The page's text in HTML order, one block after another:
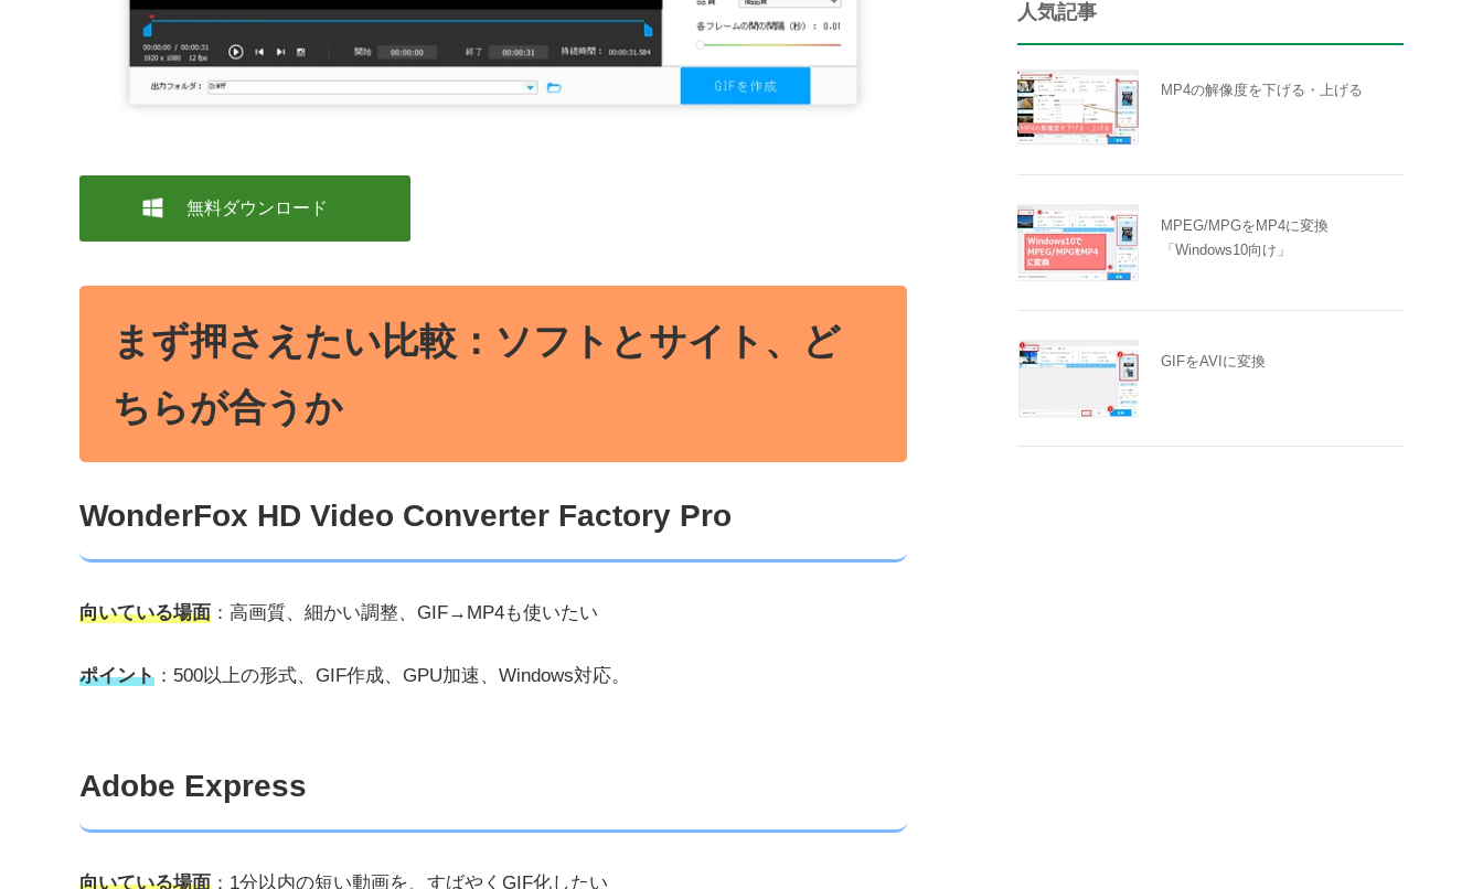
無料ダウンロード
まず押さえたい比較：ソフトとサイト、ど
ちらが合うか
WonderFox HD Video Converter Factory Pro
向いている場面 ：高画質、細かい調整、GIF→MP4も使いたい
ポイント ：500以上の形式、GIF作成、GPU加速、Windows対応。
Adobe Express
向いている場面 ：1分以内の短い動画を、すばやくGIF化したい
人気記事
MP4の解像度を下げる・上げる
MPEG/MPGをMP4に変換
「Windows10向け」
GIFをAVIに変換